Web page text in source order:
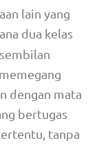
lain yang
dua kelas
dengan mata
bertugas
tanpa